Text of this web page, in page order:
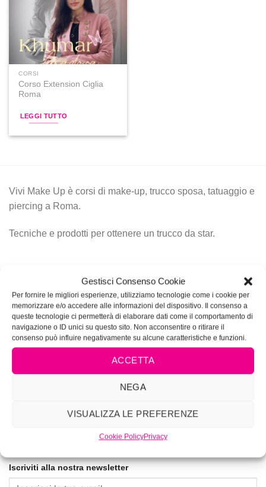
Gestisci Consenso Cookie
Per fornire le migliori esperienze, utilizziamo tecnologie come i cookie per
memorizzare e/o accedere alle informazioni del dispositivo. Il consenso a
queste tecnologie ci permetterà di elaborare dati come il comportamento di
navigazione o ID unici su questo sito. Non acconsentire o ritirare il
consenso può influire negativamente su alcune caratteristiche e funzioni.
ACCETTA
NEGA
VISUALIZZA LE PREFERENZE
Cookie PolicyPrivacy
alla lista
dei
desideri
CORSI
Corso Extension Ciglia
Roma
LEGGI TUTTO
Vivi Make Up è corsi di make-up, trucco sposa, tatuaggio e
piercing a Roma.
Tecniche e prodotti per ottenere un trucco da star.
Corsi di tatuaggio e piercing autorizzati dalla Regione
Lazio Determinazione N.G04285
La prima Academy per lookmakers dal 1996
Iscriviti alla nostra newsletter